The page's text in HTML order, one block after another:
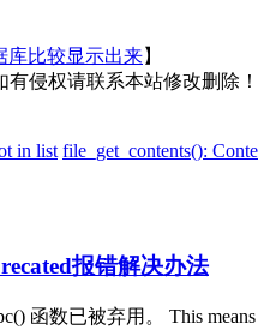
库比较显示出来】
侵权请联系本站修改删除！
in list file_get_contents():
报错解决办法
函数已被弃用。 This